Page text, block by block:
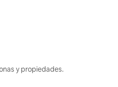
y propiedades.